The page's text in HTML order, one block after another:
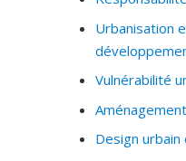
Urbanisation
Vulnérabilité
Design